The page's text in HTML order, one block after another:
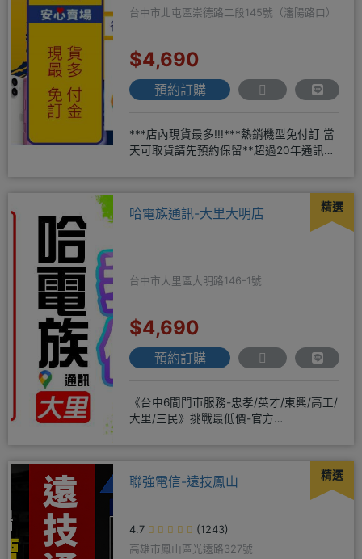
台中市北屯區崇德路二段145號（瀋陽路口）
$4,690
預約訂購
***店內現貨最多!!!***熱銷機型免付訂 當
天可取貨請先預約保留**超過20年通訊經
精選
哈電族通訊-大里大明店
台中市大里區大明路146-1號
$4,690
預約訂購
《台中6間門市服務-忠孝/英才/東興/高工/
大里/三民》挑戰最低價-官方
精選
聯強電信-遠技鳳山
4.7
(1243)
高雄市鳳山區光遠路327號